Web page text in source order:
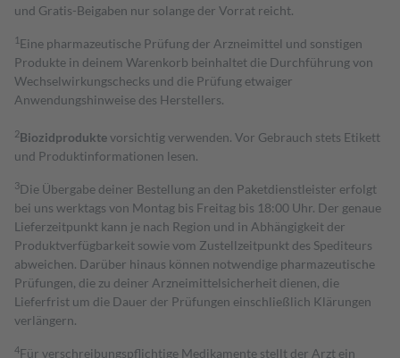
und Gratis-Beigaben nur solange der Vorrat reicht.
1 Eine pharmazeutische Prüfung der Arzneimittel und sonstigen
Produkte in deinem Warenkorb beinhaltet die Durchführung von
Wechselwirkungschecks und die Prüfung etwaiger
Anwendungshinweise des Herstellers.
2Biozidproduktevorsichtig verwenden. Vor Gebrauch stets Etikett
und Produktinformationen lesen.
3Die Übergabe deiner Bestellung an den Paketdienstleister erfolgt
bei uns werktags von Montag bis Freitag bis 18:00 Uhr. Der genaue
Lieferzeitpunkt kann je nach Region und in Abhängigkeit der
Produktverfügbarkeit sowie vom Zustellzeitpunkt des Spediteurs
abweichen. Darüber hinaus können notwendige pharmazeutische
Prüfungen, die zu deiner Arzneimittelsicherheit dienen, die
Lieferfrist um die Dauer der Prüfungen einschließlich Klärungen
verlängern.
4Für verschreibungspflichtige Medikamente stellt der Arzt ein